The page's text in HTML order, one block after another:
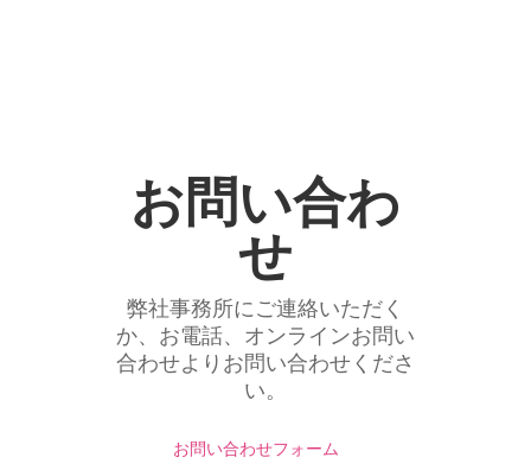
お問い合わ
せ
弊社事務所にご連絡いただく
か、お電話、オンラインお問い
合わせよりお問い合わせくださ
い。
お問い合わせフォーム